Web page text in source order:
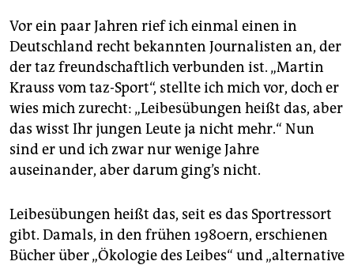
abo
genossenschaft
epaper login
Vor ein paar Jahren rief ich einmal einen in
Deutschland recht bekannten Journalisten an, der
der taz freundschaftlich verbunden ist. „Martin
Krauss vom taz-Sport“, stellte ich mich vor, doch er
wies mich zurecht: „Leibesübungen heißt das, aber
das wisst Ihr jungen Leute ja nicht mehr.“ Nun
sind er und ich zwar nur wenige Jahre
auseinander, aber darum ging’s nicht.
Leibesübungen heißt das, seit es das Sportressort
gibt. Damals, in den frühen 1980ern, erschienen
Bücher über „Ökologie des Leibes“ und „alternative